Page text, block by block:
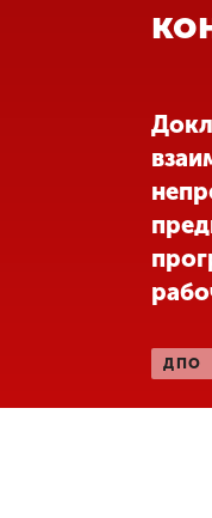
Другие виды
деятельности
Студенческая
Сведения об
образовательной
организации
Приемная
ДПО